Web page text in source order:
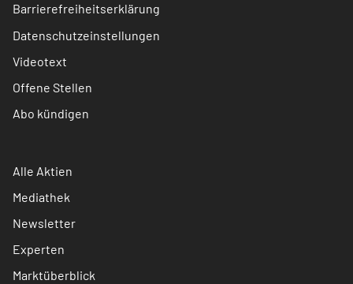
Barrierefreiheitserklärung
Datenschutzeinstellungen
Videotext
Offene Stellen
Abo kündigen
Alle Aktien
Mediathek
Newsletter
Experten
Marktüberblick